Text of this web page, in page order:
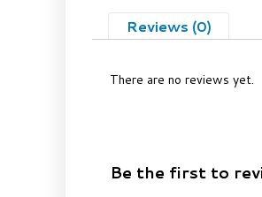
Reviews (0)
There are no reviews yet.
Be the first to